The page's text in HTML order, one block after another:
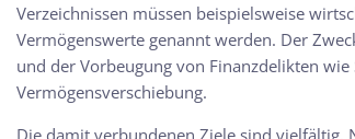
Verzeichnissen müssen beispielsweise
Vermögenswerte genannt werden. Der
und der Vorbeugung von Finanzdelikten
Vermögensverschiebung.
Die damit verbundenen Ziele sind